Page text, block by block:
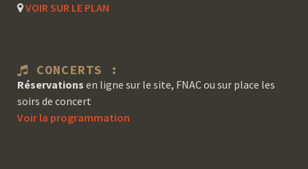
VOIR SUR LE PLAN
CONCERTS :
Réservations en ligne sur le site, FNAC ou sur place les
soirs de concert
Voir la programmation